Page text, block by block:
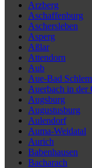
Arzberg
Aschaffenburg
Aschersleben
Asperg
Aßlar
Attendorn
Aub
Aue-Bad
Auerbach in der
Augsburg
Augustusburg
Aulendorf
Auma-Weidatal
Aurich
Babenhausen
Bacharach